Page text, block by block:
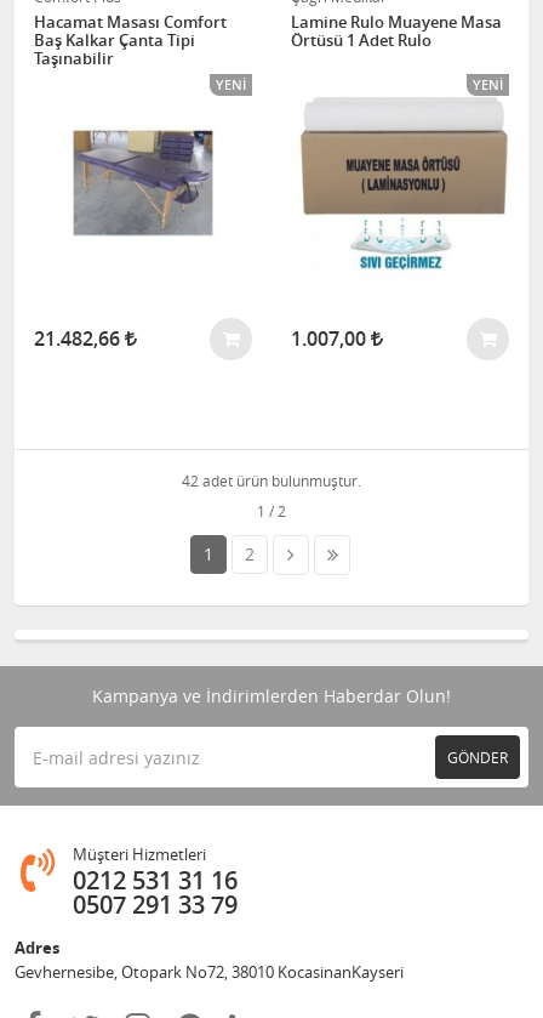
Hacamat Masası Comfort
Baş Kalkar Çanta Tipi
Taşınabilir
YENI
21.482,66
Lamine Rulo Muayene Masa
Örtüsü 1 Adet Rulo
YENI
1.007,00
42 adet ürün bulunmuştur.
1 2
Kampanya ve İndirimlerden Haberdar Olun!
GÖNDER
Müşteri Hizmetleri
0212 531 31 16
0507 291 33 79
Adres
Gevhernesibe, Otopark No72, 38010 KocasinanKayseri